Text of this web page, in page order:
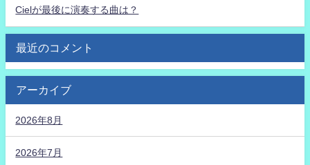
Cielが最後に演奏する曲は？
最近のコメント
アーカイブ
2026年8月
2026年7月